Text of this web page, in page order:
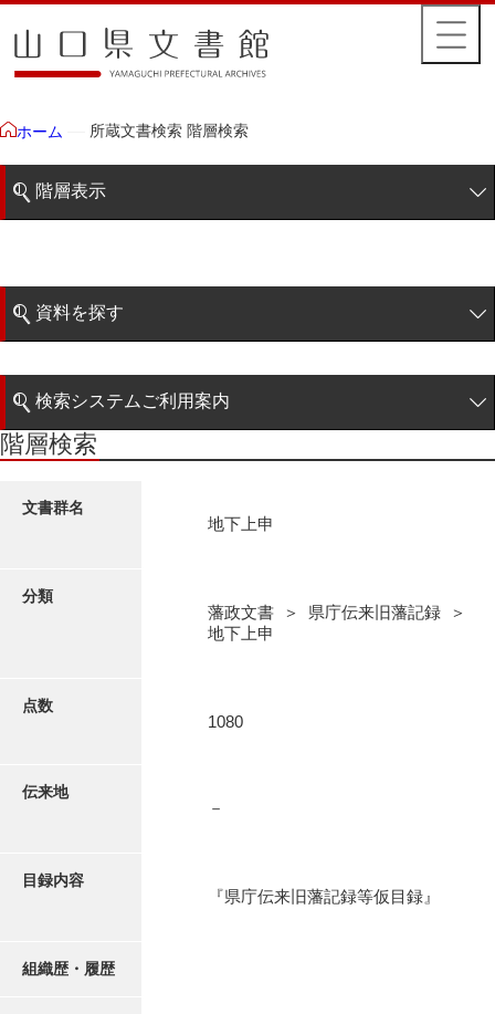
ホーム 所蔵文書検索 階層検索
階層表示
藩政文書
県庁伝来旧藩記録
寛文期差出証文
資料を探す
階層検索
検索システムご利用案内
検索システムの利用について
更新履歴
階層検索
文書群名
地下上申
分類
藩政文書 ＞ 県庁伝来旧藩記録 ＞
地下上申
点数
1080
伝来地
－
目録内容
『県庁伝来旧藩記録等仮目録』
組織歴・履歴